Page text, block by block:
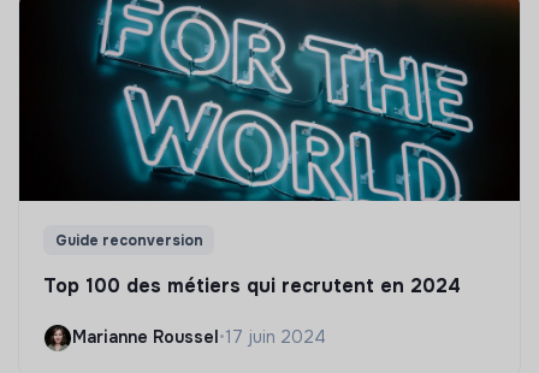
Guide reconversion
Top 100 des métiers qui recrutent en 2024
Marianne Roussel •17 juin 2024